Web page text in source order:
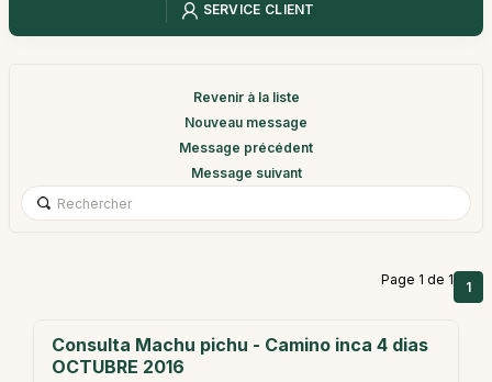
SERVICE CLIENT
Revenir à la liste
Nouveau message
Message précédent
Message suivant
Page 1 de 1 1
Consulta Machu pichu - Camino inca 4 dias
OCTUBRE 2016